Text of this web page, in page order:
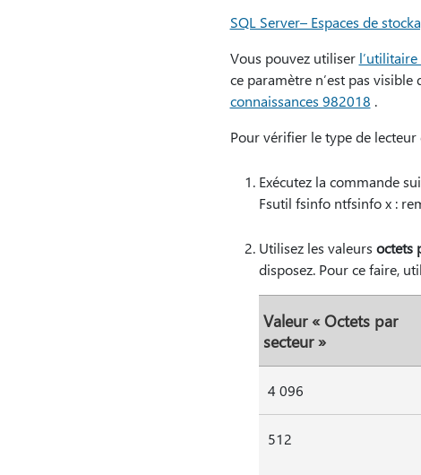
SQL Server– Espaces de
Vous pouvez utiliser
ce paramètre n’est pas
connaissances 982018 .
Pour vérifier le type de
Exécutez la commande
Fsutil fsinfo ntfsinfo x :
Utilisez les valeurs octets
disposez. Pour ce faire,
Valeur « Octets par
secteur »
4 096
512